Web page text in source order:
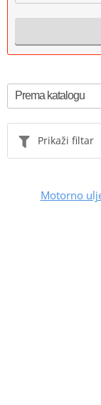
Prikaži filtar
Motorno